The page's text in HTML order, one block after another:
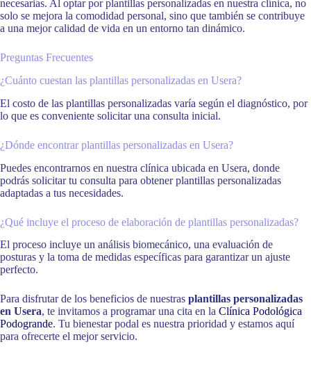
necesarias. Al optar por plantillas personalizadas en nuestra clínica, no
solo se mejora la comodidad personal, sino que también se contribuye
a una mejor calidad de vida en un entorno tan dinámico.
Preguntas Frecuentes
¿Cuánto cuestan las plantillas personalizadas en Usera?
El costo de las plantillas personalizadas varía según el diagnóstico, por
lo que es conveniente solicitar una consulta inicial.
¿Dónde encontrar plantillas personalizadas en Usera?
Puedes encontrarnos en nuestra clínica ubicada en Usera, donde
podrás solicitar tu consulta para obtener plantillas personalizadas
adaptadas a tus necesidades.
¿Qué incluye el proceso de elaboración de plantillas personalizadas?
El proceso incluye un análisis biomecánico, una evaluación de
posturas y la toma de medidas específicas para garantizar un ajuste
perfecto.
Para disfrutar de los beneficios de nuestras plantillas personalizadas
en Usera, te invitamos a programar una cita en la Clínica Podológica
Podogrande. Tu bienestar podal es nuestra prioridad y estamos aquí
para ofrecerte el mejor servicio.